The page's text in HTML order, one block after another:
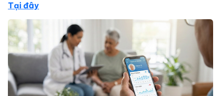
Tại đây